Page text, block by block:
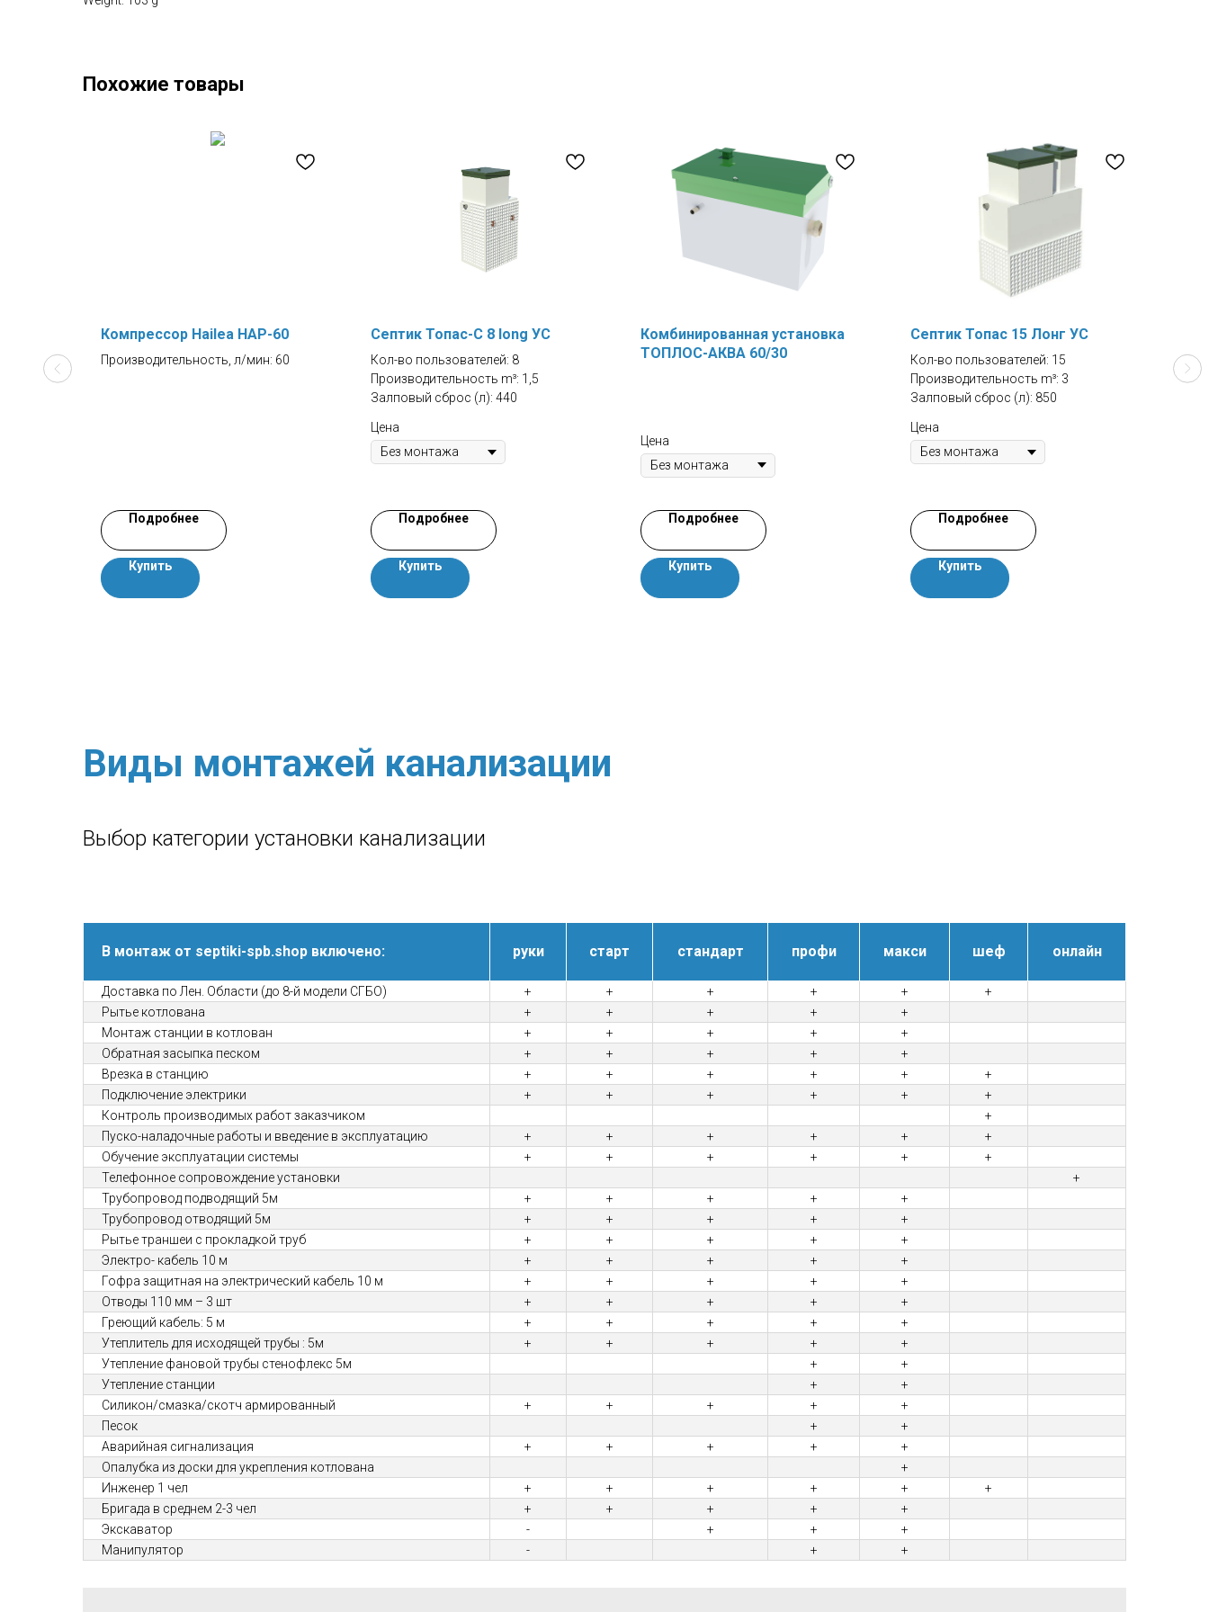
Похожие товары
Компрессор Hailea HAP-60
Производительность, л/мин: 60
Подробнее
Купить
Септик Топас-С 8 long УС
Кол-во пользователей: 8
Производительность m³: 1,5
Залповый сброс (л): 440
Цена
Подробнее
Купить
Комбинированная установка
ТОПЛОС-АКВА 60/30
Цена
Подробнее
Купить
Септик Топас 15 Лонг УС
Кол-во пользователей: 15
Производительность m³: 3
Залповый сброс (л): 850
Цена
Подробнее
Купить
Кол-
Виды монтажей канализации
Выбор категории установки канализации
В монтаж от septiki-spb.shop включено: руки старт стандарт профи макси шеф онлайн
Доставка по Лен. Области (до 8-й модели СГБО) + + + + +
+
Рытье котлована
+ + + +
+
Монтаж станции в котлован
+ + + +
+
Обратная засыпка песком
+ + + +
+
Врезка в станцию
+ + + + +
+
Подключение электрики
+ + + + +
+
Контроль производимых работ заказчиком
+
Пуско-наладочные работы и введение в эксплуатацию
+ + + + +
+
Обучение эксплуатации системы
+ + + + +
+
Телефонное сопровождение установки
+
Трубопровод подводящий 5м
+ + + +
+
Трубопровод отводящий 5м
+ + + +
+
Рытье траншеи с прокладкой труб
+ + + +
+
Электро- кабель 10 м
+ + + +
+
Гофра защитная на электрический кабель 10 м
+ + + +
+
Отводы 110 мм – 3 шт
+ + + +
+
Греющий кабель: 5 м
+ + + +
+
Утеплитель для исходящей трубы : 5м
+ + + +
+
Утепление фановой трубы стенофлекс 5м
+
+
Утепление станции
+
+
Силикон/смазка/скотч армированный
+ + + +
+
Песок
+
+
Аварийная сигнализация
+ + + +
+
Опалубка из доски для укрепления котлована
+
Инженер 1 чел
+ + + + +
+
Бригада в среднем 2-3 чел
+ + + +
+
Экскаватор
- + +
+
Манипулятор
- + +